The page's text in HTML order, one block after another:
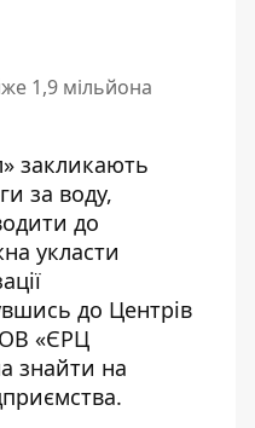
1,9 мільйона
закликають
за воду,
до
укласти
до Центрів
«ЄРЦ
знайти на